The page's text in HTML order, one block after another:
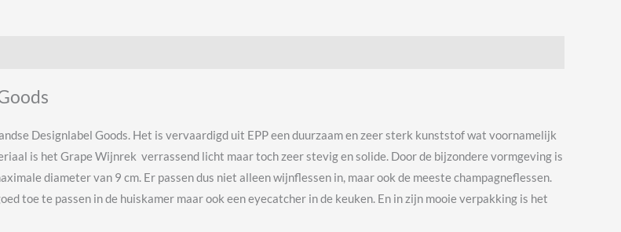
Designlabel Goods. Het is vervaardigd uit EPP een duurzaam en zeer sterk kunststof wat voornamelijk
is het Grape Wijnrek verrassend licht maar toch zeer stevig en solide. Door de bijzondere vormgeving is
diameter van 9 cm. Er passen dus niet alleen wijnflessen in, maar ook de meeste champagneflessen.
toe te passen in de huiskamer maar ook een eyecatcher in de keuken. En in zijn mooie verpakking is het